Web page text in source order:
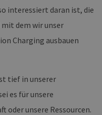
interessiert daran ist, die
dem wir unser
Charging ausbauen
tief in unserer
es für unsere
oder unsere Ressourcen.